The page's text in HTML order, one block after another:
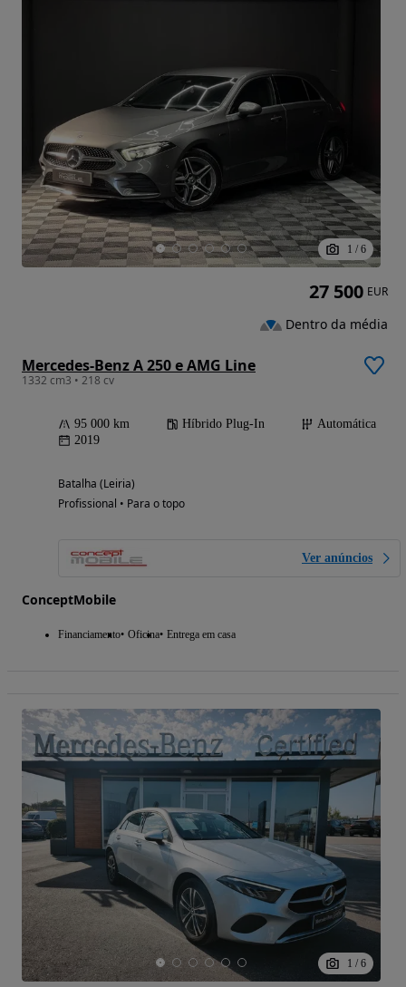
1 / 6
Mercedes-Benz A 250 e AMG Line
1332 cm3 • 218 cv
95 000 km Híbrido Plug-In
Automática
2019
Batalha (Leiria)
Profissional • Para o topo
Ver anúncios
ConceptMobile
Financiamento Oficina Entrega em casa
27 500 EUR
Dentro da média
1 / 6